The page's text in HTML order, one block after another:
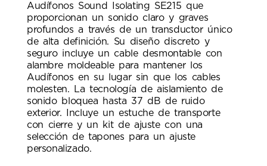
Audífonos Sound Isolating SE215 que
proporcionan un sonido claro y graves
profundos a través de un transductor único
de alta definición. Su diseño discreto y
seguro incluye un cable desmontable con
alambre moldeable para mantener los
Audífonos en su lugar sin que los cables
molesten. La tecnología de aislamiento de
sonido bloquea hasta 37 dB de ruido
exterior. Incluye un estuche de transporte
con cierre y un kit de ajuste con una
selección de tapones para un ajuste
personalizado.